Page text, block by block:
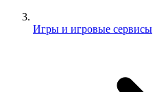
Игры и игровые сервисы